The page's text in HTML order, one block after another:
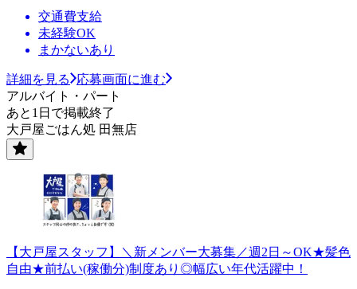
交通費支給
未経験OK
まかないあり
詳細を見る
応募画面に進む
アルバイト・パート
あと1日で掲載終了
大戸屋ごはん処 田無店
【大戸屋スタッフ】＼新メンバー大募集／週2日～OK★髪色
自由★前払い(稼働分)制度あり◎幅広い年代活躍中！